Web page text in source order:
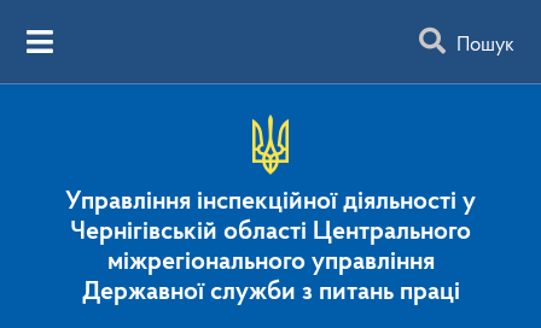
Пошук
Управління інспекційної діяльності у
Чернігівській області Центрального
міжрегіонального управління
Державної служби з питань праці